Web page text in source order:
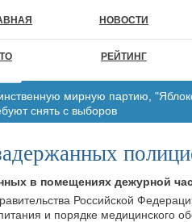
НОВОСТИ
РЕЙТИНГ
мирную партию,
снять с выборов
в помещениях дежурной
Российской
и порядке медицинского